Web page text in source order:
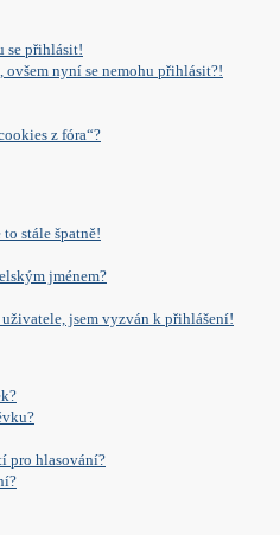
se přihlásit!
nyní se nemohu přihlásit?!
z fóra“?
stále špatně!
jménem?
jsem vyzván k přihlášení!
pro hlasování?